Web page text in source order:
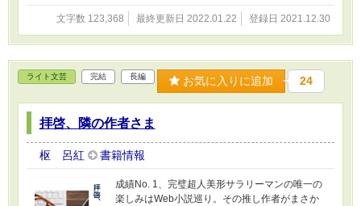
文字数 123,368 最終更新日 2022.01.22 登録日 2021.12.30
ライト文芸 完結 長編 お気に入りに追加 24
拝啓、隣の作者さま
枢 呂紅 書籍情報
成績No. 1、完璧超人美形サラリーマンの唯一の
楽しみはWeb小説巡り。その推し作者がまさか